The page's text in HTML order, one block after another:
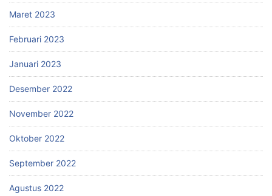
Maret 2023
Februari 2023
Januari 2023
Desember 2022
November 2022
Oktober 2022
September 2022
Agustus 2022